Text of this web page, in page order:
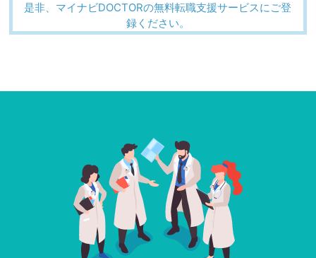
是非、マイナビDOCTORの無料転職支援サービスにご登
録ください。